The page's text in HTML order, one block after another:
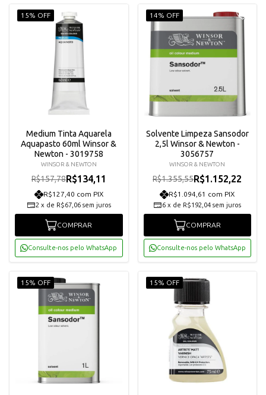
15% OFF
Medium Tinta Aquarela
Aquapasto 60ml Winsor &
Newton - 3019758
WINSOR & NEWTON
R$157,78R$134,11
R$127,40 com PIX
2 x de R$67,06 sem juros
COMPRAR
Consulte-nos pelo WhatsApp
14% OFF
Solvente Limpeza Sansodor
2,5l Winsor & Newton -
3056757
WINSOR & NEWTON
R$1.355,55R$1.152,22
R$1.094,61 com PIX
6 x de R$192,04 sem juros
COMPRAR
Consulte-nos pelo WhatsApp
15% OFF 15% OFF